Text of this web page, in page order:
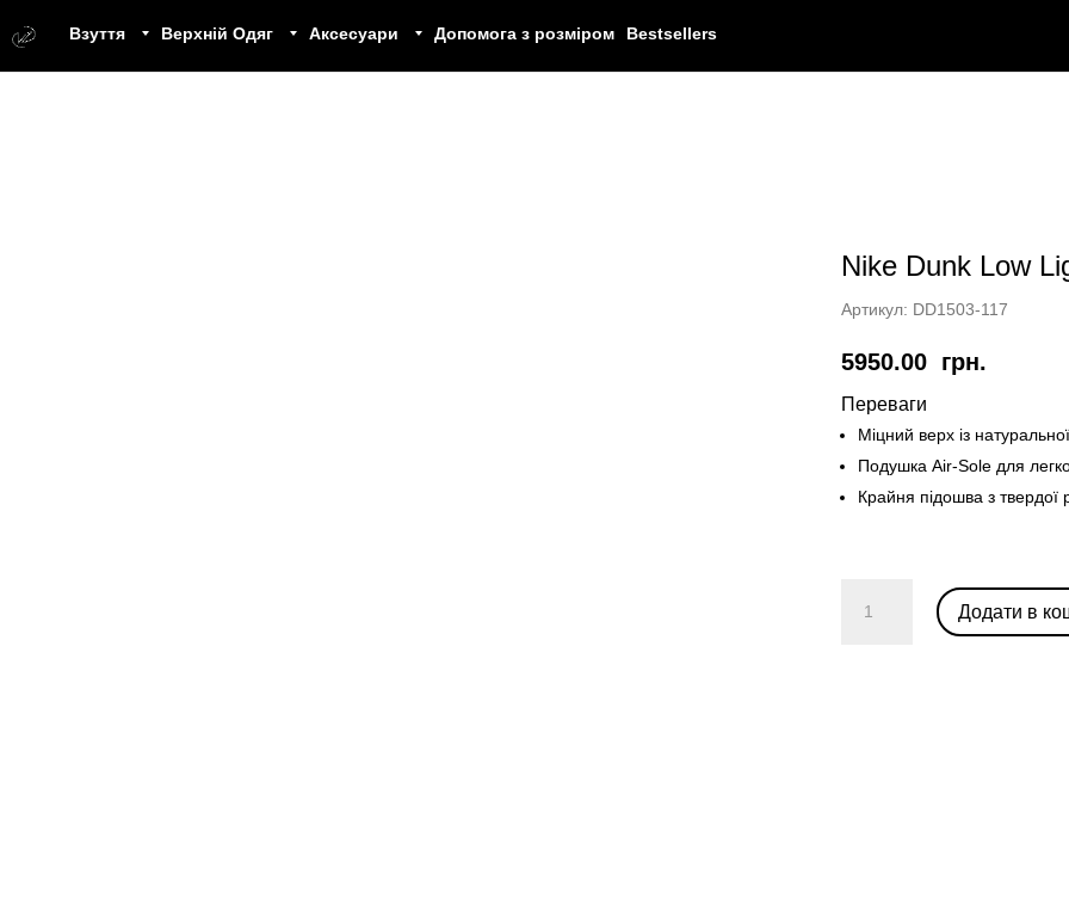
Взуття Верхній Одяг Аксесуари Допомога з розміром Bestsellers
Nike Dunk Low
Артикул: DD1503-117
5950.00 грн.
Переваги
Міцний верх із
Подушка Air-Sole для
Крайня підошва з
Dunk
Додати в